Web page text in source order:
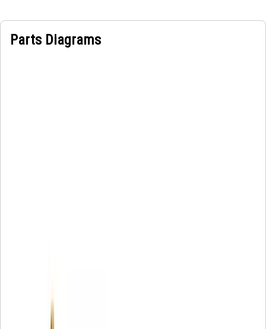
Parts Diagrams